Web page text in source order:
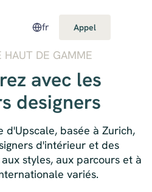
fr Appel
HAUT DE GAMME
avec les
designers
d'Upscale, basée à Zurich,
d'intérieur et des
styles, aux parcours et à
variés.